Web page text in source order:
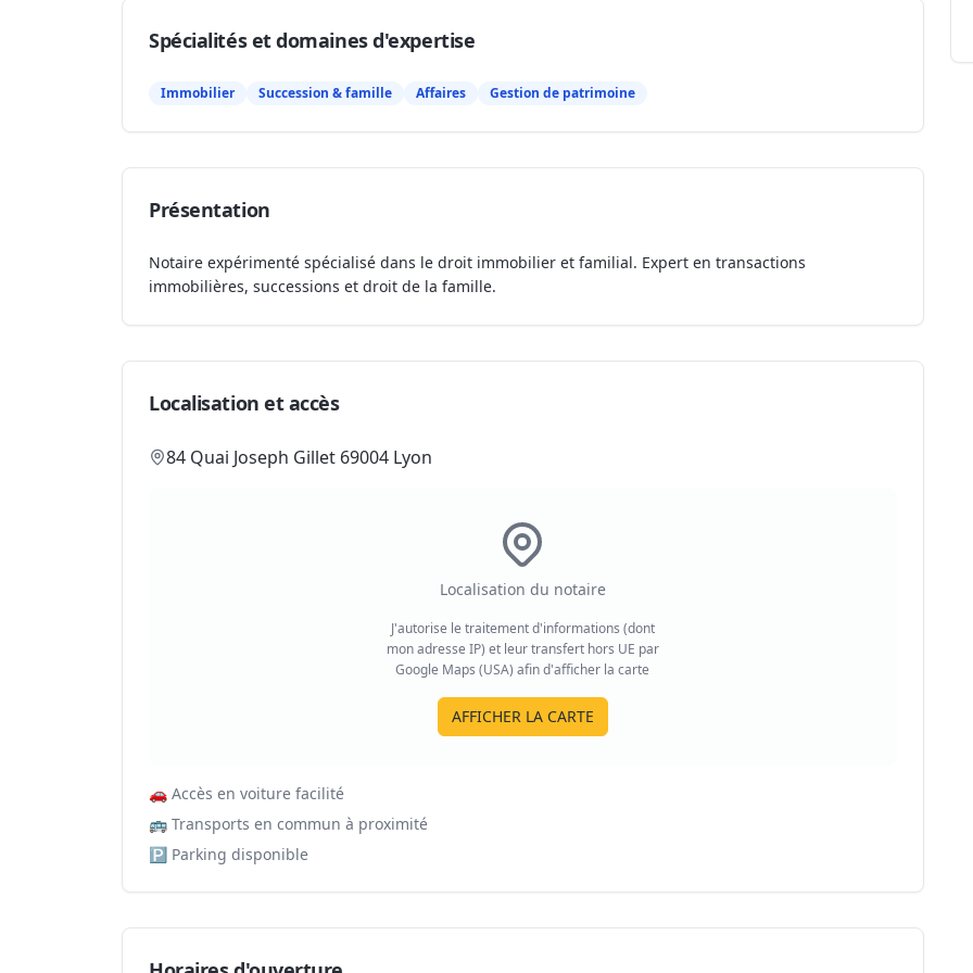
Spécialités et domaines d'expertise
Immobilier Succession & famille Affaires Gestion de patrimoine
Présentation
Notaire expérimenté spécialisé dans le droit immobilier et familial. Expert en transactions
immobilières, successions et droit de la famille.
Localisation et accès
84 Quai Joseph Gillet 69004 Lyon
Localisation du notaire
J'autorise le traitement d'informations (dont
mon adresse IP) et leur transfert hors UE par
Google Maps (USA) afin d'afficher la carte
AFFICHER LA CARTE
🚗 Accès en voiture facilité
🚌 Transports en commun à proximité
🅿️ Parking disponible